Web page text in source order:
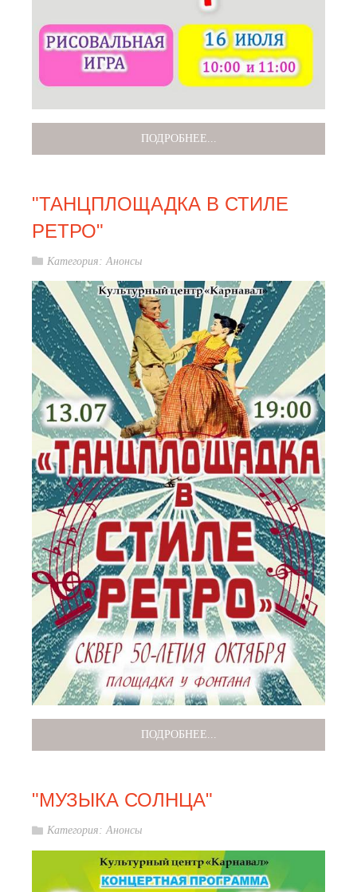
ПОДРОБНЕЕ...
"ТАНЦПЛОЩАДКА В СТИЛЕ
РЕТРО"
Категория: Анонсы
ПОДРОБНЕЕ...
"МУЗЫКА СОЛНЦА"
Категория: Анонсы